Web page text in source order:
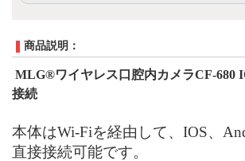
商品説明：
MLG®ワイヤレス口腔内カメラCF-680
接続
本体はWi-Fiを経由して、 IOS、
直接接続可能です。